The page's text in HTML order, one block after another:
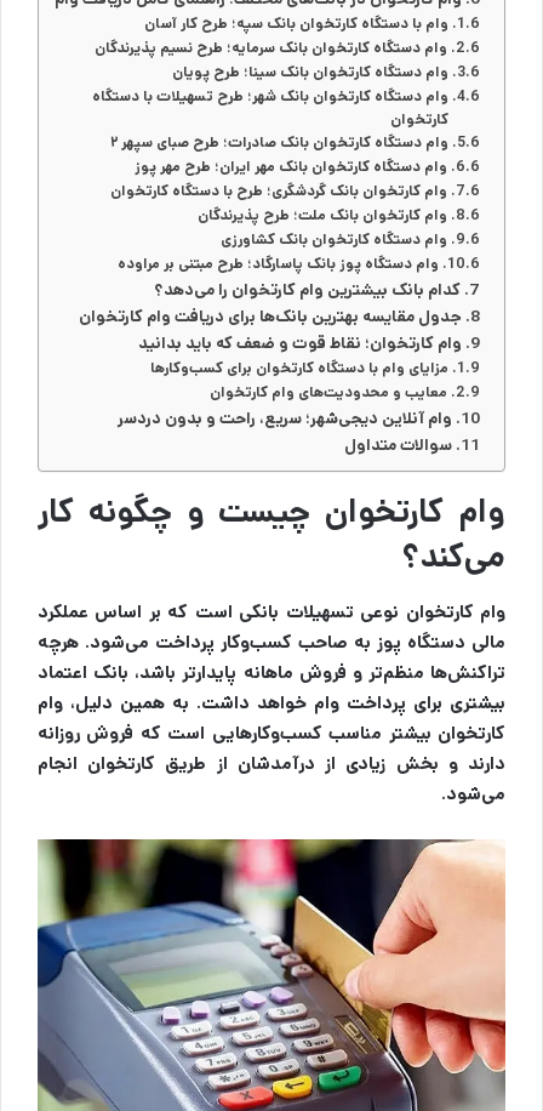
وام با دستگاه کارتخوان بانک سپه؛ طرح کار آسان
وام دستگاه کارتخوان بانک سرمایه؛ طرح نسیم پذیرندگان
وام دستگاه کارتخوان بانک سینا؛ طرح پویان
وام دستگاه کارتخوان بانک شهر؛ طرح تسهیلات با دستگاه
کارتخوان
وام دستگاه کارتخوان بانک صادرات؛ طرح صبای سپهر ۲
وام دستگاه کارتخوان بانک مهر ایران؛ طرح مهر پوز
وام کارتخوان بانک گردشگری؛ طرح با دستگاه کارتخوان
وام کارتخوان بانک ملت؛ طرح پذیرندگان
وام دستگاه کارتخوان بانک کشاورزی
وام دستگاه پوز بانک پاسارگاد؛ طرح مبتنی بر مراوده
کدام بانک بیشترین وام کارتخوان را می‌دهد؟
جدول مقایسه بهترین بانک‌ها برای دریافت وام کارتخوان
وام کارتخوان؛ نقاط قوت و ضعف که باید بدانید
مزایای وام با دستگاه کارتخوان برای کسب‌وکارها
معایب و محدودیت‌های وام کارتخوان
وام آنلاین دیجی‌شهر؛ سریع، راحت و بدون دردسر
سوالات متداول
وام کارتخوان چیست و چگونه کار
می‌کند؟
وام کارتخوان نوعی تسهیلات بانکی است که بر اساس عملکرد
مالی دستگاه پوز به صاحب کسب‌وکار پرداخت می‌شود. هرچه
تراکنش‌ها منظم‌تر و فروش ماهانه پایدارتر باشد، بانک اعتماد
بیشتری برای پرداخت وام خواهد داشت. به همین دلیل، وام
کارتخوان بیشتر مناسب کسب‌وکارهایی است که فروش روزانه
دارند و بخش زیادی از درآمدشان از طریق کارتخوان انجام
می‌شود.